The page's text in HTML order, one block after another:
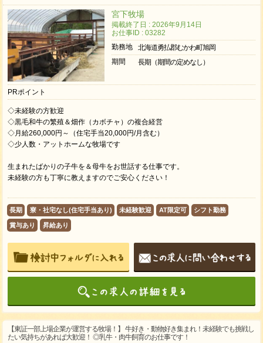
宮下牧場
掲載終了日 : 2026年9月14日
お仕事ID : 03282
勤務地
北海道勇払郡むかわ町旭岡
期間
長期（期間の定めなし）
PRポイント
◇未経験の方歓迎
◇黒毛和牛の繁殖＆畑作（カボチャ）の複合経営
◇月給260,000円～（住宅手当20,000円/月含む）
◇少人数・アットホームな牧場です
生まれたばかりの子牛を＆母牛をお世話する仕事です。
未経験の方も丁寧に教えますのでご安心ください！
長期 寮・社宅なし(住宅手当あり) 未経験歓迎 AT限定可 シフト勤務
賞与あり 昇給あり
【東証一部上場企業が運営する牧場！】 牛好き・動物好き集まれ！未経験でも挑戦し
たい気持ちがあれば大歓迎！ ◎乳牛・肉牛飼育のお仕事です！